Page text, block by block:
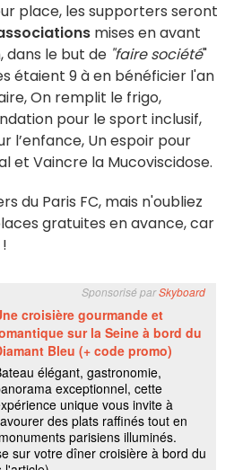
place, les supporters seront
mises en avant
dans le but de "faire société"
étaient 9 à en bénéficier l'an
On remplit le frigo,
pour le sport inclusif,
l’enfance, Un espoir pour
et Vaincre la Mucoviscidose.
du Paris FC, mais n'oubliez
gratuites en avance, car